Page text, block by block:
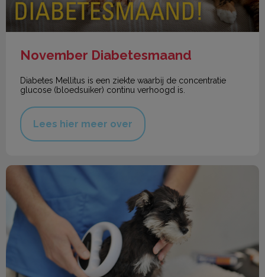
November Diabetesmaand
Diabetes Mellitus is een ziekte waarbij de concentratie
glucose (bloedsuiker) continu verhoogd is.
Lees hier meer over
Chippen en registreren honden